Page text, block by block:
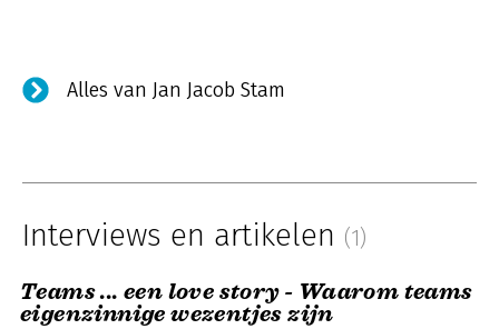
Alles van Jan Jacob Stam
Interviews en artikelen (1)
Teams ... een love story - Waarom teams
eigenzinnige wezentjes zijn